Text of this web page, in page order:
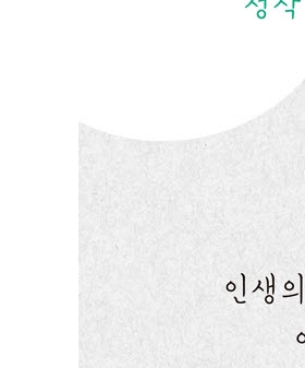
임신 추억 남기기 │ 아기용품,
[임신 10개월] 임신이라는 마
결승선을 무사히 통과하려면
출산 가방에 꼭 넣어야 할 것
분만 제1기 : 진통이 시작되고
: 태반과 탯줄을 정리하다 │ 분
[산후조리] 회복에 집중하는 시